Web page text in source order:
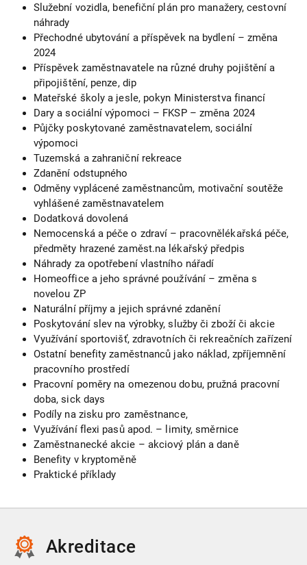
Služební vozidla, benefiční plán pro manažery, cestovní
náhrady
Přechodné ubytování a příspěvek na bydlení – změna
2024
Příspěvek zaměstnavatele na různé druhy pojištění a
připojištění, penze, dip
Mateřské školy a jesle, pokyn Ministerstva financí
Dary a sociální výpomoci – FKSP – změna 2024
Půjčky poskytované zaměstnavatelem, sociální
výpomoci
Tuzemská a zahraniční rekreace
Zdanění odstupného
Odměny vyplácené zaměstnancům, motivační soutěže
vyhlášené zaměstnavatelem
Dodatková dovolená
Nemocenská a péče o zdraví – pracovnělékařská péče,
předměty hrazené zaměst.na lékařský předpis
Náhrady za opotřebení vlastního nářadí
Homeoffice a jeho správné používání – změna s
novelou ZP
Naturální příjmy a jejich správné zdanění
Poskytování slev na výrobky, služby či zboží či akcie
Využívání sportovišť, zdravotních či rekreačních zařízení
Ostatní benefity zaměstnanců jako náklad, zpříjemnění
pracovního prostředí
Pracovní poměry na omezenou dobu, pružná pracovní
doba, sick days
Podíly na zisku pro zaměstnance,
Využívání flexi pasů apod. – limity, směrnice
Zaměstnanecké akcie – akciový plán a daně
Benefity v kryptoměně
Praktické příklady
Akreditace